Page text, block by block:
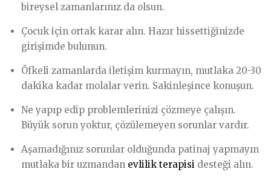
bireysel zamanlarınız da olsun.
Çocuk için ortak karar alın. Hazır hissettiğinizde
girişimde bulunun.
Öfkeli zamanlarda iletişim kurmayın, mutlaka 20-30
dakika kadar molalar verin. Sakinleşince konuşun.
Ne yapıp edip problemlerinizi çözmeye çalışın.
Büyük sorun yoktur, çözülemeyen sorunlar vardır.
Aşamadığınız sorunlar olduğunda patinaj yapmayın
mutlaka bir uzmandan evlilik terapisi desteği alın.